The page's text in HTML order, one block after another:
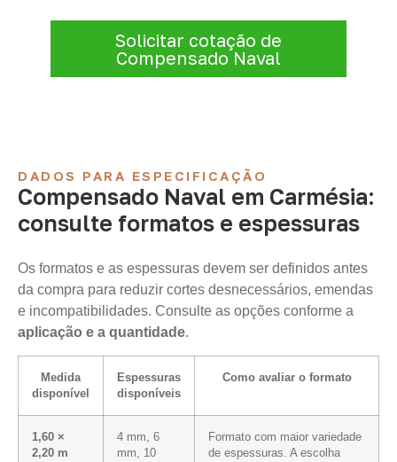
Solicitar cotação de
Compensado Naval
DADOS PARA ESPECIFICAÇÃO
Compensado Naval em Carmésia:
consulte formatos e espessuras
Os formatos e as espessuras devem ser definidos antes
da compra para reduzir cortes desnecessários, emendas
e incompatibilidades. Consulte as opções conforme a
aplicação e a quantidade.
Medida
disponível
Espessuras
disponíveis
Como avaliar o formato
1,60 ×
2,20 m
4 mm, 6
mm, 10
Formato com maior variedade
de espessuras. A escolha